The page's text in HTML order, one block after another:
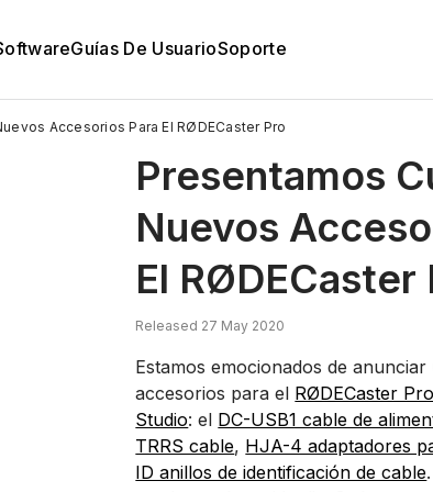
Guías De UsuarioSoporte
Accesorios Para El RØDECaster Pro
Presentamos
Nuevos
El RØDECaster
Released 27 May 2020
Estamos emocionados de
accesorios para el RØDECaster
Studio: el DC-USB1 cable de
TRRS cable, HJA-4 adaptadores
ID anillos de identificación de cable